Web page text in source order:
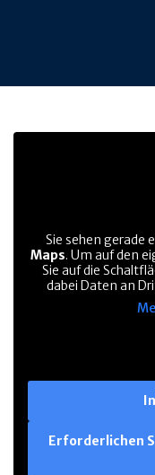
Sie sehen gerade
Maps. Um auf den
Sie auf die
dabei Daten an
Erforderlichen